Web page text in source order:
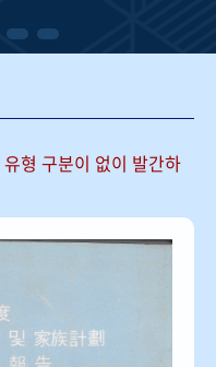
유형 구분이 없이 발간하